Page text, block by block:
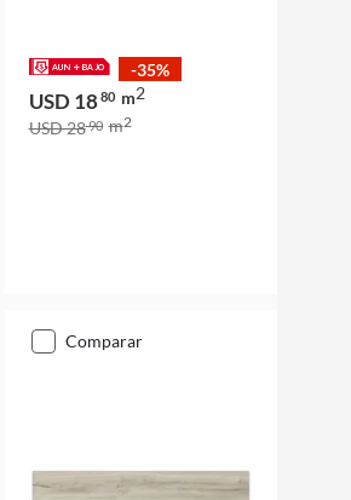
-35%
USD 1880 m2
USD 2890 m2
comparar